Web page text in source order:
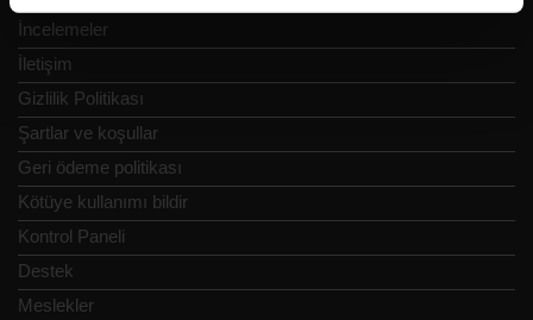
İncelemeler
İletişim
Gizlilik Politikası
Şartlar ve koşullar
Geri ödeme politikası
Kötüye kullanımı bildir
Kontrol Paneli
Destek
Meslekler